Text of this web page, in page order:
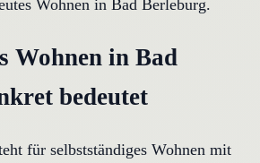
Wohnen in Bad Berleburg.
Wohnen in Bad
bedeutet
für selbstständiges Wohnen mit